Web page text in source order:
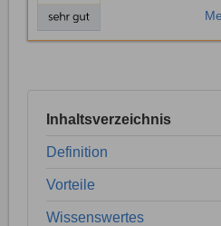
Inhaltsverzeichnis
Definition
Vorteile
Wissenswertes